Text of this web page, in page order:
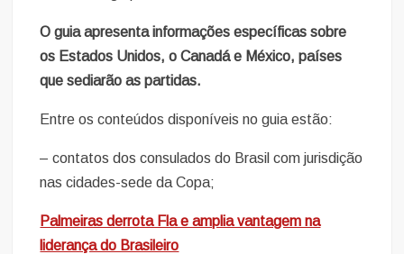
O guia apresenta informações específicas sobre
os Estados Unidos, o Canadá e México, países
que sediarão as partidas.
Entre os conteúdos disponíveis no guia estão:
– contatos dos consulados do Brasil com jurisdição
nas cidades-sede da Copa;
Palmeiras derrota Fla e amplia vantagem na
liderança do Brasileiro